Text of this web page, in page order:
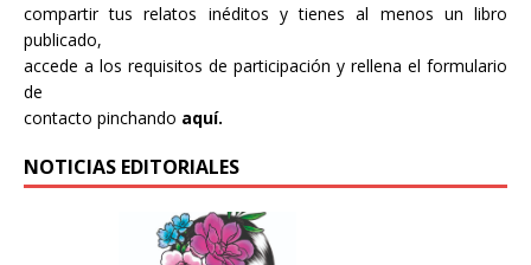
compartir tus relatos inéditos y tienes al menos un libro
publicado,
accede a los requisitos de participación y rellena el formulario
de
contacto pinchando aquí.
NOTICIAS EDITORIALES